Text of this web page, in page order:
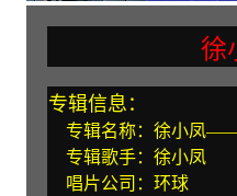
徐
专辑信息：
专辑名称：徐小凤——
专辑歌手：徐小凤
唱片公司：环球